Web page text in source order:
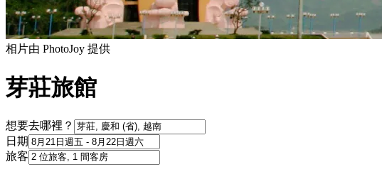
相片由 PhotoJoy 提供
芽莊旅館
想要去哪裡？
日期
旅客